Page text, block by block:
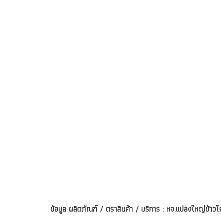
ข้อมูล ผลิตภัณฑ์ / ตราสินค้า / บริการ : หจ.แปลงใหญ่ข้าว